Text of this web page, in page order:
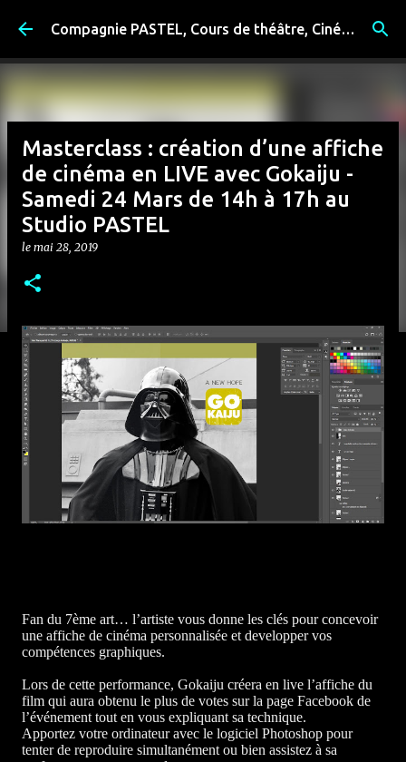
Accéder au contenu principal Compagnie PASTEL, Cours de théâtre, Cinéma, Exposition, Ateliers artistiques, Spectacle à Reims
Masterclass : création d’une affiche
de cinéma en LIVE avec Gokaiju -
Samedi 24 Mars de 14h à 17h au
Studio PASTEL
le mai 28, 2019
Fan du 7ème art… l’artiste vous donne les clés pour concevoir
une affiche de cinéma personnalisée et developper vos
compétences graphiques.
Lors de cette performance, Gokaiju créera en live l’affiche du
film qui aura obtenu le plus de votes sur la page Facebook de
l’événement tout en vous expliquant sa technique.
Apportez votre ordinateur avec le logiciel Photoshop pour
tenter de reproduire simultanément ou bien assistez à sa